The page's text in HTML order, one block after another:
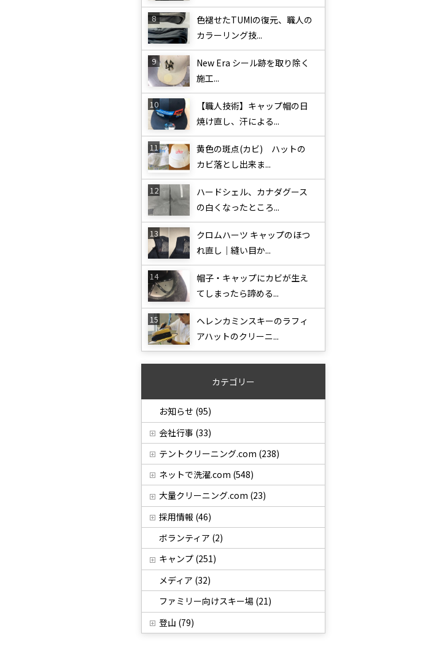
色褪せたTUMIの復元、職人の
カラーリング技...
New Era シール跡を取り除く
施工...
【職人技術】キャップ帽の日
焼け直し、汗による...
黄色の斑点(カビ) ハットの
カビ落とし出来ま...
ハードシェル、カナダグース
の白くなったところ...
クロムハーツ キャップのほつ
れ直し｜縫い目か...
帽子・キャップにカビが生え
てしまったら諦める...
ヘレンカミンスキーのラフィ
アハットのクリーニ...
カテゴリー
お知らせ (95)
会社行事 (33)
テントクリーニング.com (238)
ネットで洗濯.com (548)
大量クリーニング.com (23)
採用情報 (46)
ボランティア (2)
キャンプ (251)
メディア (32)
ファミリー向けスキー場 (21)
登山 (79)